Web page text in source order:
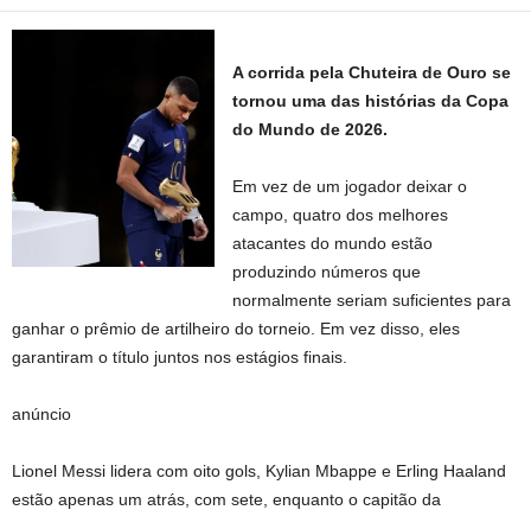
A corrida pela Chuteira de Ouro se
tornou uma das histórias da Copa
do Mundo de 2026.
Em vez de um jogador deixar o
campo, quatro dos melhores
atacantes do mundo estão
produzindo números que
normalmente seriam suficientes para
ganhar o prêmio de artilheiro do torneio. Em vez disso, eles
garantiram o título juntos nos estágios finais.
anúncio
Lionel Messi lidera com oito gols, Kylian Mbappe e Erling Haaland
estão apenas um atrás, com sete, enquanto o capitão da